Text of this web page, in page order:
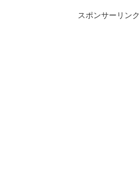
スポンサーリンク